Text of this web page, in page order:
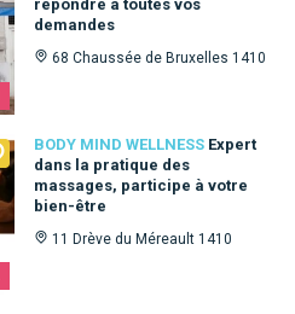
répondre à toutes vos
demandes
68 Chaussée de Bruxelles 1410
BODY MIND WELLNESS Expert
dans la pratique des
massages, participe à votre
bien-être
11 Drève du Méreault 1410